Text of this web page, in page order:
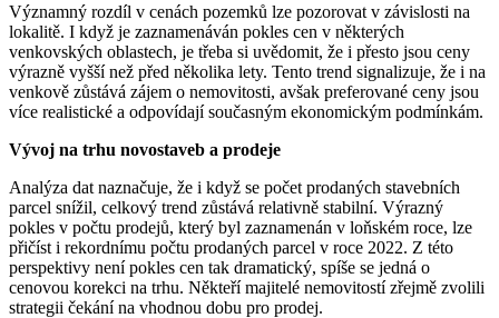
Významný rozdíl v cenách pozemků lze pozorovat v závislosti na
lokalitě. I když je zaznamenáván pokles cen v některých
venkovských oblastech, je třeba si uvědomit, že i přesto jsou ceny
výrazně vyšší než před několika lety. Tento trend signalizuje, že i na
venkově zůstává zájem o nemovitosti, avšak preferované ceny jsou
více realistické a odpovídají současným ekonomickým podmínkám.
Vývoj na trhu novostaveb a prodeje
Analýza dat naznačuje, že i když se počet prodaných stavebních
parcel snížil, celkový trend zůstává relativně stabilní. Výrazný
pokles v počtu prodejů, který byl zaznamenán v loňském roce, lze
přičíst i rekordnímu počtu prodaných parcel v roce 2022. Z této
perspektivy není pokles cen tak dramatický, spíše se jedná o
cenovou korekci na trhu. Někteří majitelé nemovitostí zřejmě zvolili
strategii čekání na vhodnou dobu pro prodej.